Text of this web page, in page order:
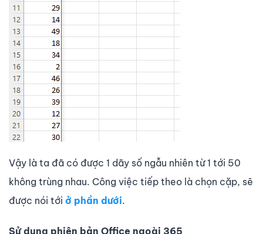
Vậy là ta đã có được 1 dãy số ngẫu nhiên từ 1 tới 50
không trùng nhau. Công việc tiếp theo là chọn cặp, sẽ
được nói tới ở phần dưới.
Sử dụng phiên bản Office ngoài 365